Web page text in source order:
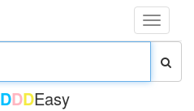
Toggle
DDDEasy